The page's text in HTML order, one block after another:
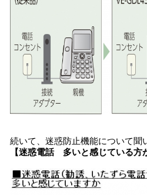
続いて、迷惑防止機能について聞
【迷惑電話 多いと感じている方